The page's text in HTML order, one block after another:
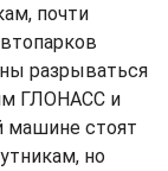
почти
разрываться
ГЛОНАСС и
машине стоят
но